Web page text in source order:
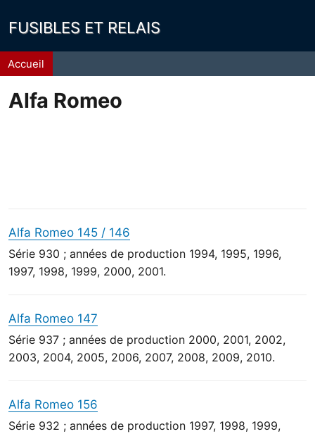
FUSIBLES ET RELAIS
Fil
d'Ariane
Accueil
Alfa Romeo
Alfa Romeo 145 / 146
Série 930 ; années de production 1994, 1995, 1996,
1997, 1998, 1999, 2000, 2001.
Alfa Romeo 147
Série 937 ; années de production 2000, 2001, 2002,
2003, 2004, 2005, 2006, 2007, 2008, 2009, 2010.
Alfa Romeo 156
Série 932 ; années de production 1997, 1998, 1999,